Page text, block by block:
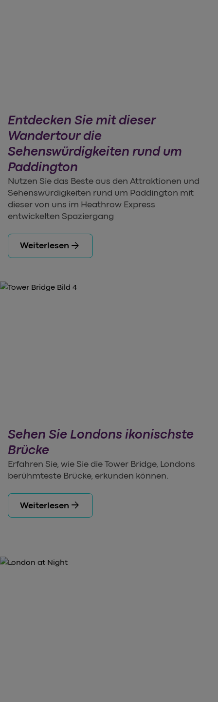
Entdecken Sie mit dieser
Wandertour die
Sehenswürdigkeiten rund um
Paddington
Nutzen Sie das Beste aus den Attraktionen und
Sehenswürdigkeiten rund um Paddington mit
dieser von uns im Heathrow Express
entwickelten Spaziergang
Weiterlesen arrow_forward
Sehen Sie Londons ikonischste
Brücke
Erfahren Sie, wie Sie die Tower Bridge, Londons
berühmteste Brücke, erkunden können.
Weiterlesen arrow_forward